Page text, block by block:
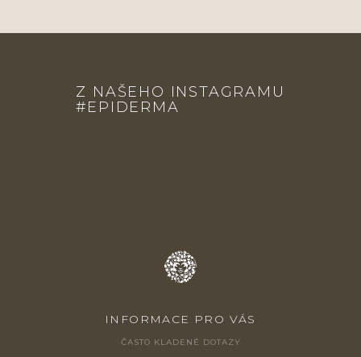
Z NAŠEHO INSTAGRAMU
#EPIDERMA
INFORMACE PRO VÁS
ČASTO KLADENÉ DOTAZY